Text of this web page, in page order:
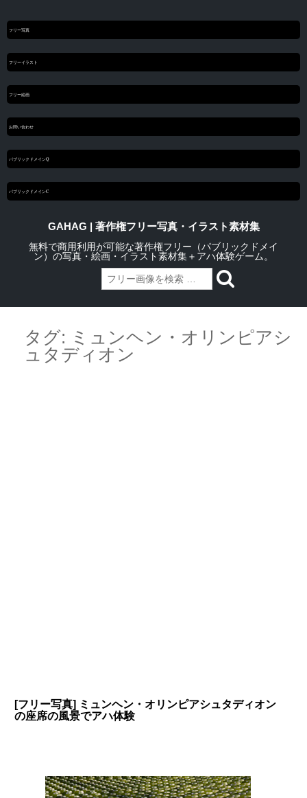
フリー写真
フリーイラスト
フリー絵画
お問い合わせ
パブリックドメインQ
パブリックドメインC
GAHAG | 著作権フリー写真・イラスト素材集
無料で商用利用が可能な著作権フリー（パブリックドメイ
ン）の写真・絵画・イラスト素材集＋アハ体験ゲーム。
contentタグ: ミュンヘン・オリンピアシ
ュタディオン
[フリー写真] ミュンヘン・オリンピアシュタディオン
の座席の風景でアハ体験